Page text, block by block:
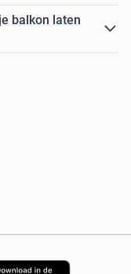
balkon laten